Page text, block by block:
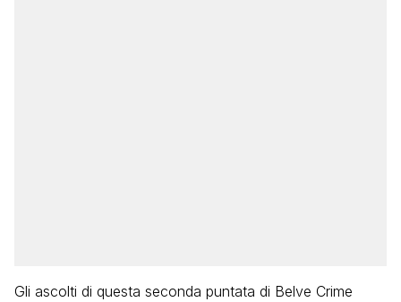
Gli ascolti di questa seconda puntata di Belve Crime